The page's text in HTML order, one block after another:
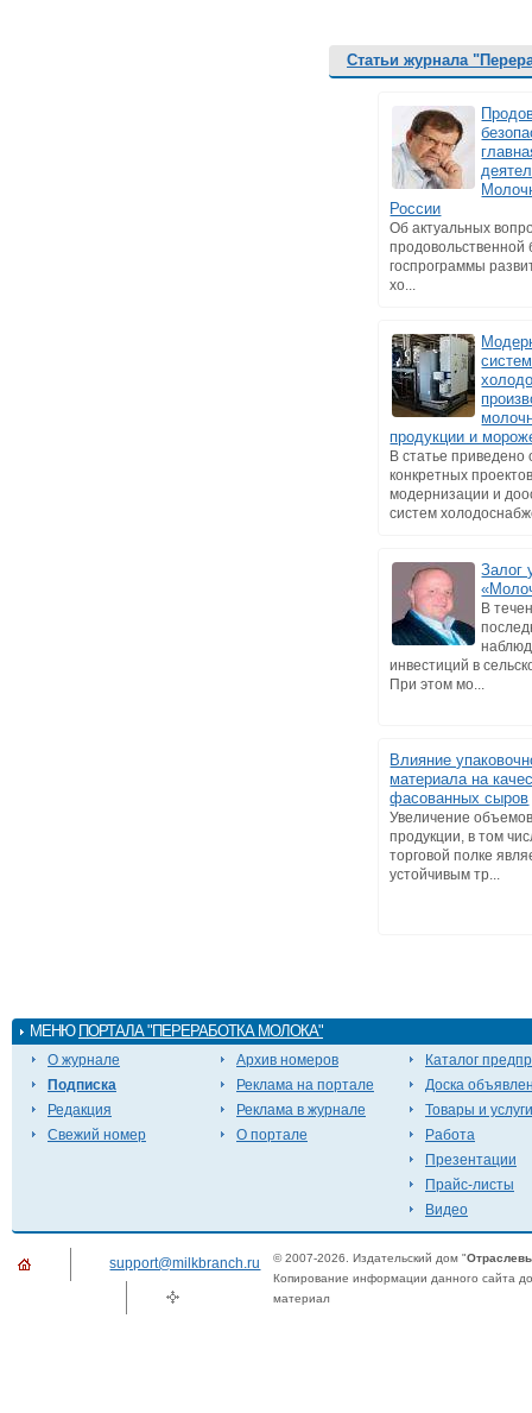
Статьи журнала
России
Об актуальных
продовольственной
госпрограммы
хо...
систем
продукции и
В статье приведено
конкретных
модернизации и
систем
Залог
В
инвестиций в
При этом мо...
Влияние
материала на
фасованных сыров
Увеличение
продукции, в том
торговой полке
устойчивым тр...
МЕНЮ ПОРТАЛА "ПЕРЕРАБОТКА МОЛОКА"
О журнале
Подписка
Редакция
Свежий номер
Архив номеров
Реклама на портале
Реклама в журнале
О портале
Каталог
Доска
Товары и услуги
Работа
Презентации
Прайс-листы
Видео
support@milkbranch.ru © 2007-2026. Издательский дом "
Копирование информации данного сайта
материал